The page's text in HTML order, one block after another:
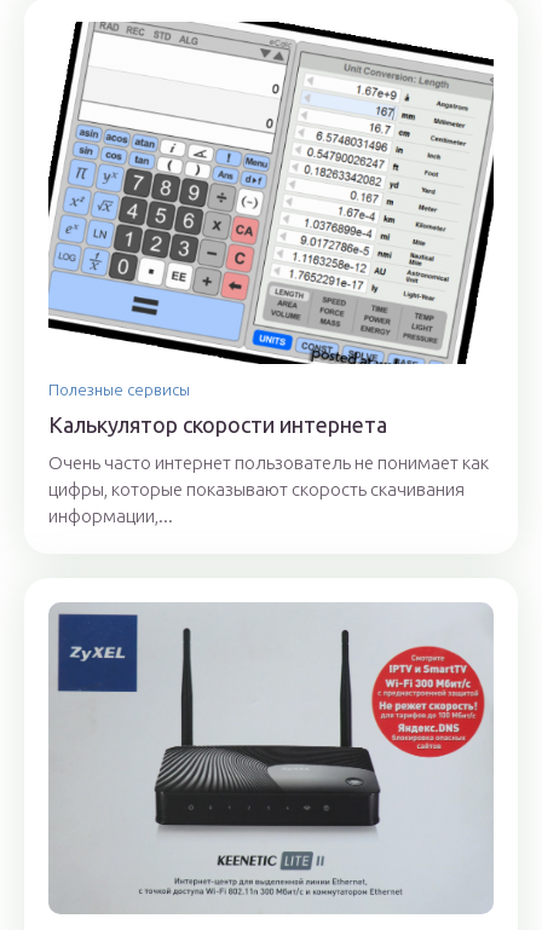
Полезные сервисы
Калькулятор скорости интернета
Очень часто интернет пользователь не понимает как
цифры, которые показывают скорость скачивания
информации,...